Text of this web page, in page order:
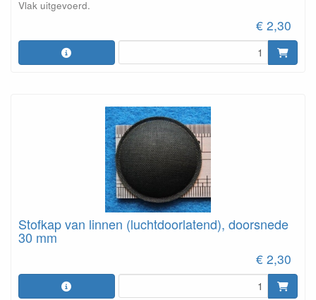
Vlak uitgevoerd.
€ 2,30
Stofkap van linnen (luchtdoorlatend), doorsnede
30 mm
€ 2,30